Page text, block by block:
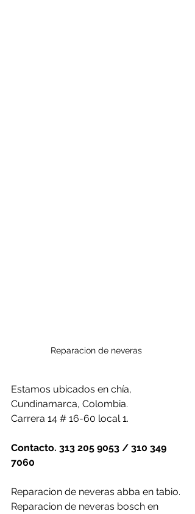
Reparacion de neveras
Estamos ubicados en chía,
Cundinamarca, Colombia.
Carrera 14 # 16-60 local 1.
Contacto. 313 205 9053 / 310 349
7060
Reparacion de neveras abba en tabio.
Reparacion de neveras bosch en